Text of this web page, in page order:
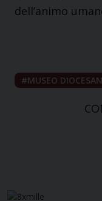
dell’animo
MUSEO